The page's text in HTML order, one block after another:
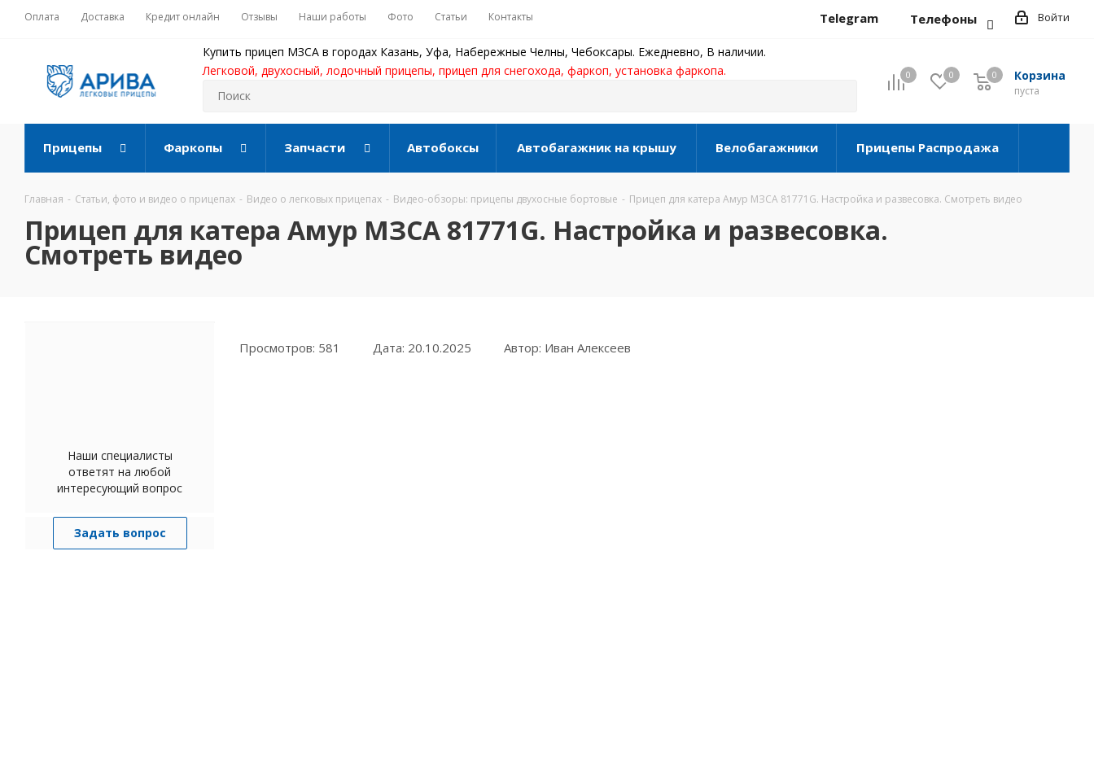
Оплата Доставка Кредит онлайн Отзывы Наши работы Фото Статьи Контакты Войти
Telegram Телефоны
Купить прицеп МЗСА в городах Казань, Уфа, Набережные Челны, Чебоксары. Ежедневно, В наличии.
Легковой, двухосный, лодочный прицепы, прицеп для снегохода, фаркоп, установка фаркопа.
0 0 Корзина
0
пуста
0
Прицепы Фаркопы Запчасти Автобоксы Автобагажник на крышу Велобагажники Прицепы Распродажа
Главная - Статьи, фото и видео о прицепах - Видео о легковых прицепах - Видео-обзоры: прицепы двухосные бортовые - Прицеп для катера Амур МЗСА 81771G. Настройка и развесовка. Смотреть видео
Прицеп для катера Амур МЗСА 81771G. Настройка и развесовка.
Смотреть видео
Просмотров: 581 Дата: 20.10.2025 Автор: Иван Алексеев
Наши специалисты
ответят на любой
интересующий вопрос
Задать вопрос